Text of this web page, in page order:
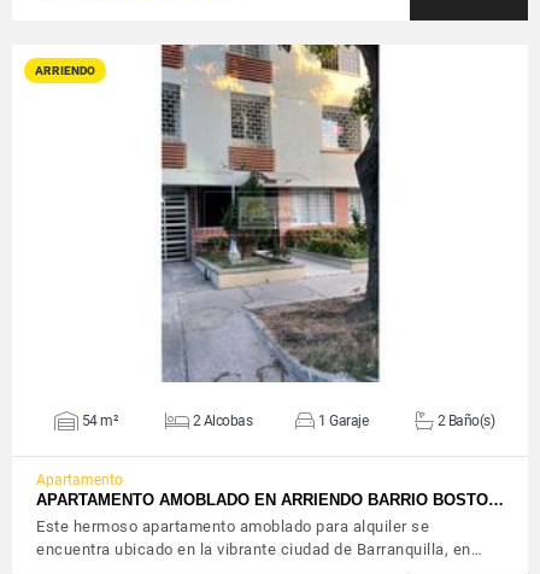
ARRIENDO
VER DETALLES
54 m² 2 Alcobas 1 Garaje 2 Baño(s)
Apartamento
APARTAMENTO AMOBLADO EN ARRIENDO BARRIO BOSTO…
Este hermoso apartamento amoblado para alquiler se
encuentra ubicado en la vibrante ciudad de Barranquilla, en…